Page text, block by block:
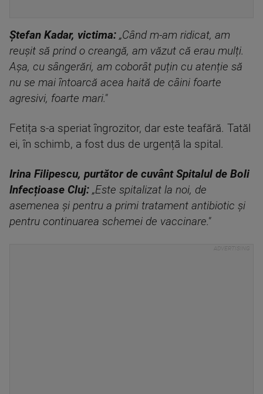
Ștefan Kadar, victima: „Când m-am ridicat, am
reușit să prind o creangă, am văzut că erau mulți.
Așa, cu sângerări, am coborât puțin cu atenție să
nu se mai întoarcă acea haită de câini foarte
agresivi, foarte mari."
Fetița s-a speriat îngrozitor, dar este teafără. Tatăl
ei, în schimb, a fost dus de urgență la spital.
Irina Filipescu, purtător de cuvânt Spitalul de Boli
Infecțioase Cluj: „Este spitalizat la noi, de
asemenea și pentru a primi tratament antibiotic și
pentru continuarea schemei de vaccinare."